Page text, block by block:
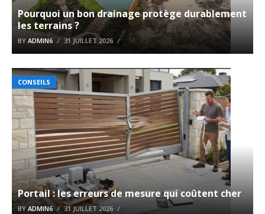
Pourquoi un bon drainage protège durablement
les terrains ?
BY ADMIN6 31 JUILLET 2026
CONSEILS
Portail : les erreurs de mesure qui coûtent cher
BY ADMIN6 31 JUILLET 2026